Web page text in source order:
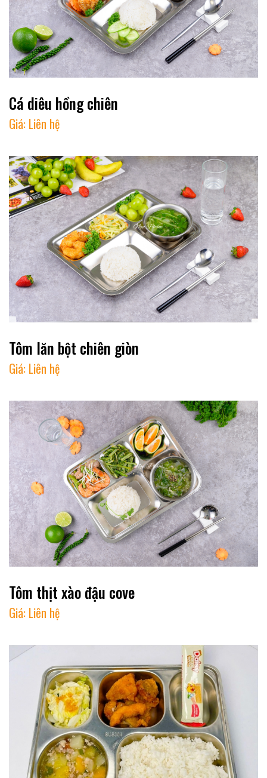
Cá diêu hồng chiên
Giá: Liên hệ
Tôm lăn bột chiên giòn
Giá: Liên hệ
Tôm thịt xào đậu cove
Giá: Liên hệ